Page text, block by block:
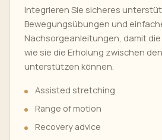
Integrieren Sie sicheres
Bewegungsübungen und
Nachsorgeanleitungen, damit
wie sie die Erholung zwischen
unterstützen können.
Assisted stretching
Range of motion
Recovery advice